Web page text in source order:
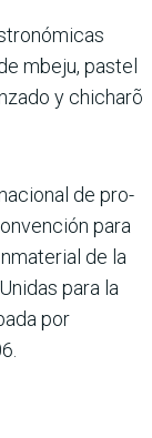
mbeju, pastel
y chicharõ
de pro­
para
de la
para la
por